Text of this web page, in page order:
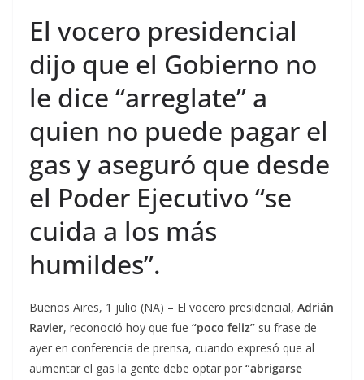
El vocero presidencial
dijo que el Gobierno no
le dice “arreglate” a
quien no puede pagar el
gas y aseguró que desde
el Poder Ejecutivo “se
cuida a los más
humildes”.
Buenos Aires, 1 julio (NA) – El vocero presidencial, Adrián
Ravier, reconoció hoy que fue “poco feliz” su frase de
ayer en conferencia de prensa, cuando expresó que al
aumentar el gas la gente debe optar por “abrigarse